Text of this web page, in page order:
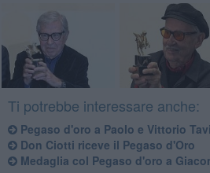
Ti potrebbe interessare anche:
Pegaso d'oro a Paolo e Vittorio
Don Ciotti riceve il Pegaso d'Oro
Medaglia col Pegaso d'oro a